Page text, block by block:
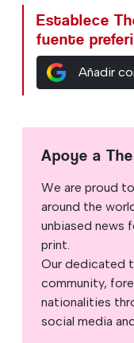
Establece
fuente
Añadir
Apoye a
We are proud
around the
unbiased news
print.
Our dedicated
community,
nationalities
social media